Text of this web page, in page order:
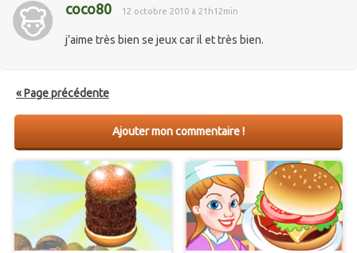
coco80 12 octobre 2010 à 21h12min
j’aime très bien se jeux car il et très bien.
« Page précédente
Ajouter mon commentaire !